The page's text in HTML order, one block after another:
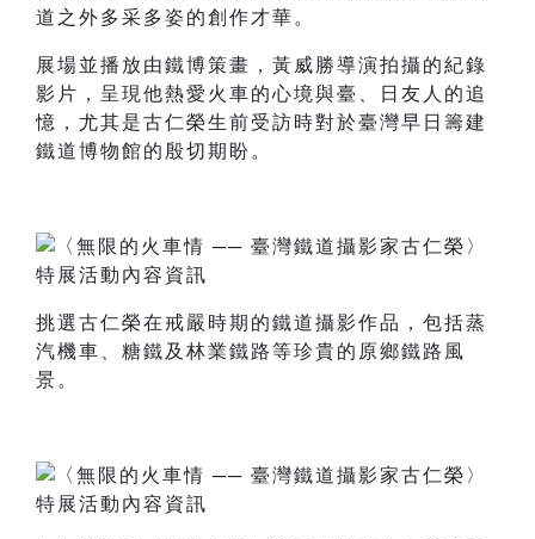
道之外多采多姿的創作才華。
展場並播放由鐵博策畫，黃威勝導演拍攝的紀錄
影片，呈現他熱愛火車的心境與臺、日友人的追
憶，尤其是古仁榮生前受訪時對於臺灣早日籌建
鐵道博物館的殷切期盼。
挑選古仁榮在戒嚴時期的鐵道攝影作品，包括蒸
汽機車、糖鐵及林業鐵路等珍貴的原鄉鐵路風
景。